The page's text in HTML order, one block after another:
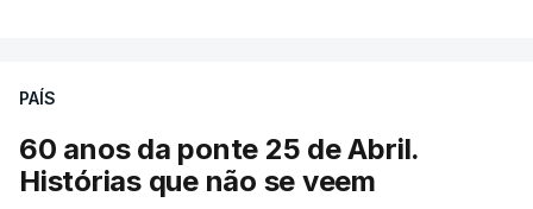
PAÍS
60 anos da ponte 25 de Abril.
Histórias que não se veem